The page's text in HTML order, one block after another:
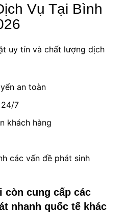
Vụ Tại Bình
uy tín và chất lượng dịch
an toàn
7
khách hàng
các vấn đề phát sinh
còn cung cấp các
nhanh quốc tế khác